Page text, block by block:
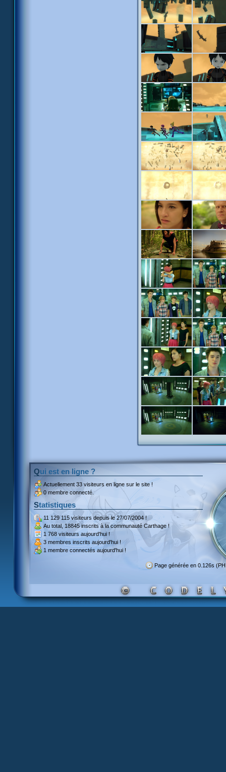
Qui est en ligne ?
Actuellement 33 visiteurs en ligne sur le site !
0 membre connecté.
Statistiques
11 129 115 visiteurs depuis le 27/07/2004 !
Au total, 18845 inscritsà la communauté Carthage !
1 768 visiteurs aujourd'hui !
3 membres inscrits aujourd'hui !
1 membre connectés aujourd'hui !
Page générée en 0.126s